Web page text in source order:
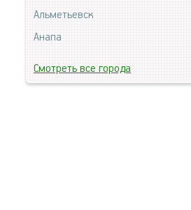
Альметьевск
Анапа
Смотреть все города